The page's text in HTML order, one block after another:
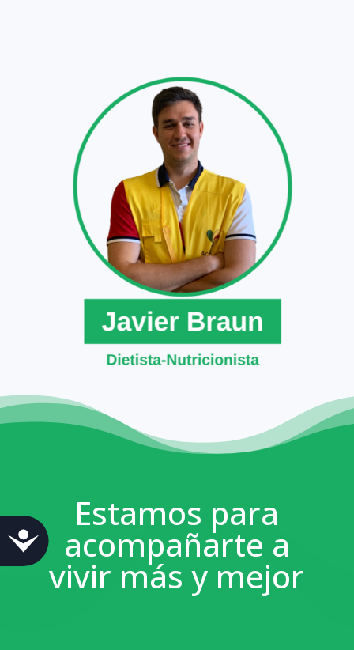
Accesibilidad
Estamos para
acompañarte a
vivir más y mejor